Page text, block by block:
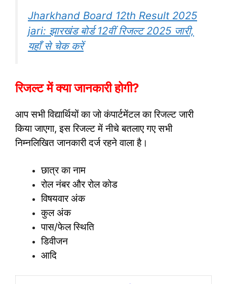
Jharkhand Board 12th Result 2025
jari: झारखंड बोर्ड 12वीं रिजल्ट 2025 जारी,
यहाँ से चेक करें
रिजल्ट में क्या जानकारी होगी?
आप सभी विद्यार्थियों का जो कंपार्टमेंटल का रिजल्ट जारी
किया जाएगा, इस रिजल्ट में नीचे बतलाए गए सभी
निम्नलिखित जानकारी दर्ज रहने वाला है।
छात्र का नाम
रोल नंबर और रोल कोड
विषयवार अंक
कुल अंक
पास/फेल स्थिति
डिवीजन
आदि